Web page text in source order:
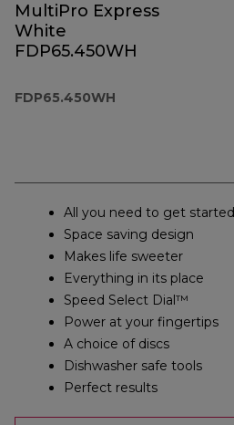
MultiPro Express
White
FDP65.450WH
FDP65.450WH
All you need to get started
Space saving design
Makes life sweeter
Everything in its place
Speed Select Dial™
Power at your fingertips
A choice of discs
Dishwasher safe tools
Perfect results